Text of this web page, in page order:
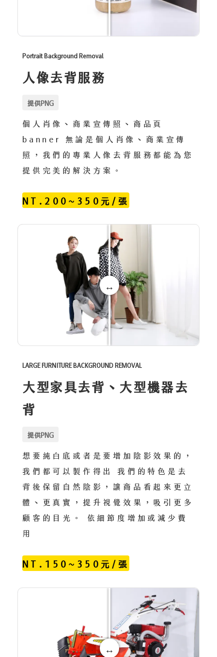
Portrait Background Removal
人像去背服務
提供PNG
個人肖像、商業宣傳照、商品頁
banner 無論是個人肖像、商業宣傳
照，我們的專業人像去背服務都能為您
提供完美的解決方案。
NT.200~350元/張
LARGE FURNITURE BACKGROUND REMOVAL
大型家具去背、大型機器去
背
提供PNG
想要純白底或者是要增加陰影效果的，
我們都可以製作得出 我們的特色是去
背後保留自然陰影，讓商品看起來更立
體、更真實，提升視覺效果，吸引更多
顧客的目光。 依細節度增加或減少費
用
NT.150~350元/張